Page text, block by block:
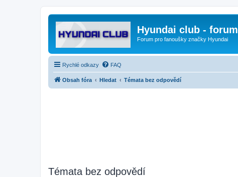
Hyundai club - forum
Forum pro fanoušky značky Hyundai
Rychlé odkazy FAQ
Obsah fóra Hledat Témata bez odpovědí
Témata bez odpovědí